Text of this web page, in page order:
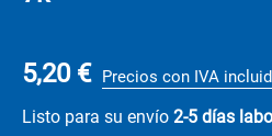
5,20 € Precios con IVA
Listo para su envío 2-5 días